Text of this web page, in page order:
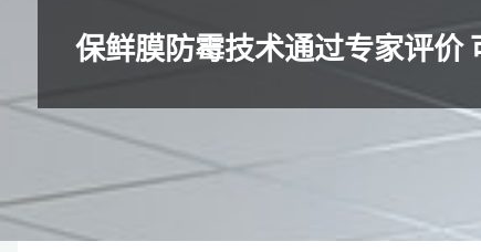
水
剂|
干
剂-
保鲜膜防霉技术通过专家评价